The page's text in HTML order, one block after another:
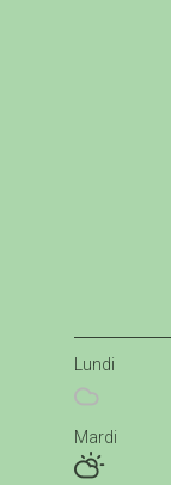
Lundi
Mardi